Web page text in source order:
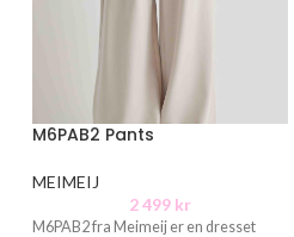
M6PAB2 Pants
MEIMEIJ
2 499 kr
M6PAB2 fra Meimeij er en dresset